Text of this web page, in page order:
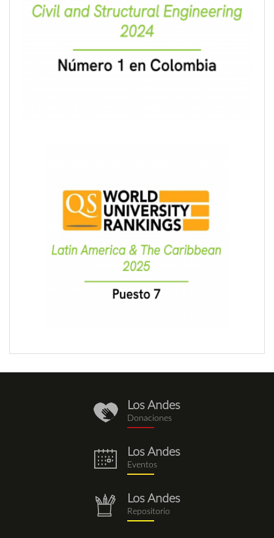
donaciones.png
Los Andes
Donaciones
eventos.png
Los Andes
Eventos
repositorio.png
Los Andes
Repositorio